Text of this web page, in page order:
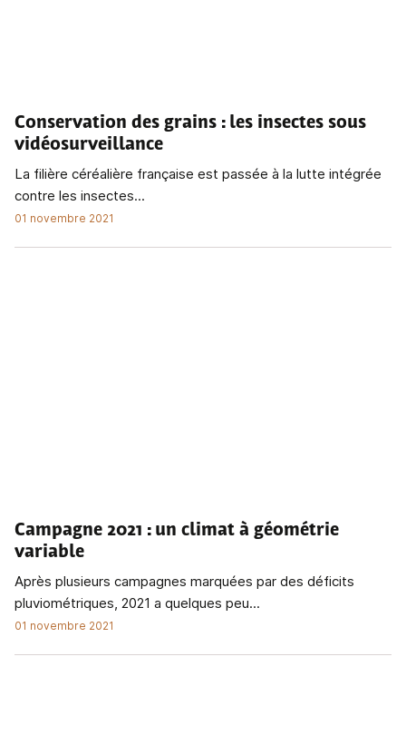
Conservation des grains : les insectes sous
vidéosurveillance
La filière céréalière française est passée à la lutte intégrée
contre les insectes...
01 novembre 2021
Campagne 2021 : un climat à géométrie
variable
Après plusieurs campagnes marquées par des déficits
pluviométriques, 2021 a quelques peu...
01 novembre 2021